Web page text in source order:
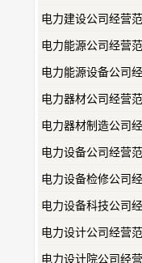
电力建设公司经营
电力能源公司经营
电力能源设备公司
电力器材公司经营
电力器材制造公司
电力设备公司经营
电力设备检修公司
电力设备科技公司
电力设计公司经营
电力设计院公司经